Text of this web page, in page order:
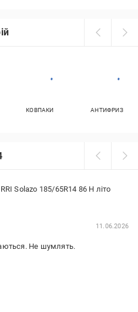
КОВПАКИ АНТИФРИЗ
Solazo 185/65R14 86 H літо
11.06.2026
Не шумлять.